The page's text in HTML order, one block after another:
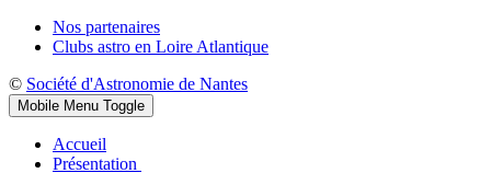
Nos partenaires
Clubs astro en Loire Atlantique
© Société d'Astronomie de Nantes
Mobile Menu Toggle
Accueil
Présentation